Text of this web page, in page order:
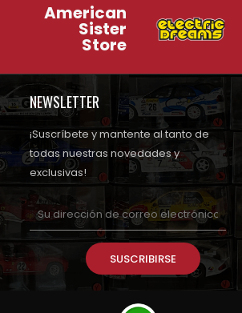
American
Sister
Store
NEWSLETTER
¡Suscríbete y mantente al tanto de
todas nuestras novedades y
exclusivas!
SUSCRIBIRSE